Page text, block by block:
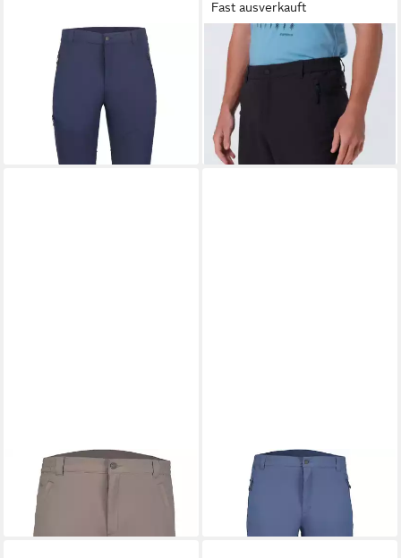
ICEPEAK
Ballard 3/4 Hose (0-tlg)
61,20 €
Fast ausverkauft
ICEPEAK
Caprihose ICEPEAK
BALLARD
59,99 €
ICEPEAK Funktionsshorts
Short BERWYN
47,49 €
ICEPEAK
Funktionsshorts
Hose BALLARD
56,99 €